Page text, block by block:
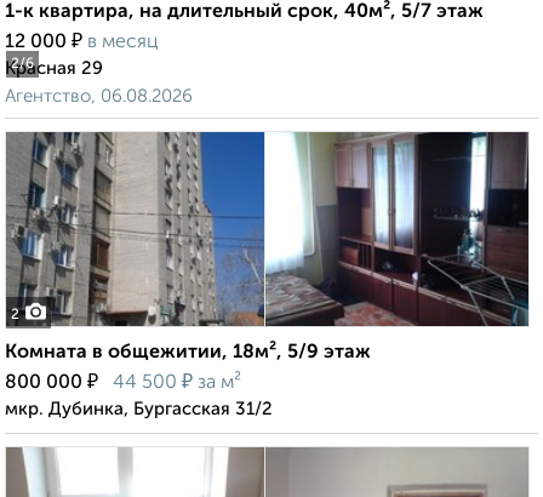
2/6
1-к квартира, на длительный срок, 40м², 5/7 этаж
12 000 ₽ в месяц
Красная 29
Агентство, 06.08.2026
2
Комната в общежитии, 18м², 5/9 этаж
800 000 ₽ 44 500 ₽ за м²
мкр. Дубинка, Бургасская 31/2